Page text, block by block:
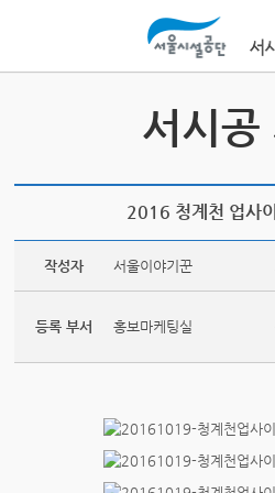
서시공
2016 청계천 업사
작성자 서울이야기꾼
등록 부서 홍보마케팅실